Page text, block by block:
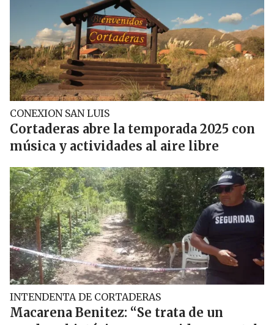
CONEXION SAN LUIS
Cortaderas abre la temporada 2025 con
música y actividades al aire libre
INTENDENTA DE CORTADERAS
Macarena Benitez: “Se trata de un